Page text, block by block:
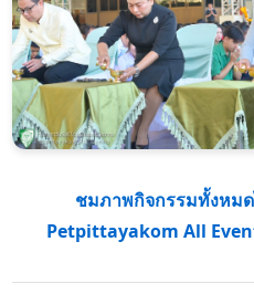
ชมภาพกิจกรรมทั้งหม
Petpittayakom All